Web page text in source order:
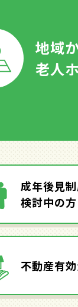
地域
老人
成年後見
検討中の方
不動産有